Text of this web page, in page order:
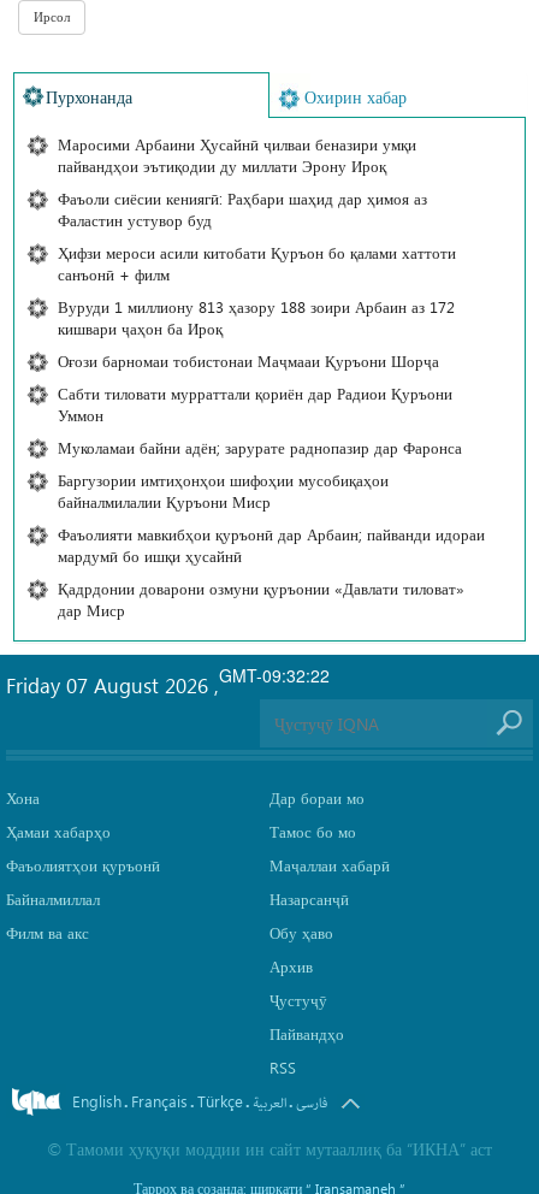
Пурхонанда Охирин хабар
Маросими Арбаини Ҳусайнӣ ҷилваи беназири умқи
пайвандҳои эътиқодии ду миллати Эрону Ироқ
Фаъоли сиёсии кениягӣ: Раҳбари шаҳид дар ҳимоя аз
Фаластин устувор буд
Ҳифзи мероси асили китобати Қуръон бо қалами хаттоти
санъонӣ + филм
Вуруди 1 миллиону 813 ҳазору 188 зоири Арбаин аз 172
кишвари ҷаҳон ба Ироқ
Оғози барномаи тобистонаи Маҷмааи Қуръони Шорҷа
Сабти тиловати мурраттали қориён дар Радиои Қуръони
Уммон
Муколамаи байни адён; зарурате раднопазир дар Фаронса
Баргузории имтиҳонҳои шифоҳии мусобиқаҳои
байналмилалии Қуръони Миср
Фаъолияти мавкибҳои қуръонӣ дар Арбаин; пайванди идораи
мардумӣ бо ишқи ҳусайнӣ
Қадрдонии доварони озмуни қуръонии «Давлати тиловат»
дар Миср
GMT-09:32:22
Friday 07 August 2026 ,
Хона
Ҳамаи хабарҳо
Фаъолиятҳои қуръонӣ
Байналмиллал
Филм ва акс
Дар бораи мо
Тамос бо мо
Маҷаллаи хабарӣ
Назарсанҷӣ
Обу ҳаво
Архив
Ҷустуҷӯ
Пайвандҳо
RSS
English. Français.Türkçe. العربیة.فارسی
© Тамоми ҳуқуқи моддии ин сайт мутааллиқ ба “ИКНА” аст
Тарроҳ ва созанда: ширкати“ Iransamaneh ”